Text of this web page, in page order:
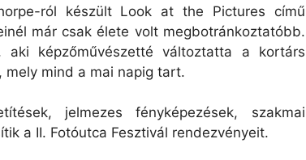
ról készült Look at the Pictures című
már csak élete volt megbotránkoztatóbb.
képzőművészetté változtatta a kortárs
mind a mai napig tart.
jelmezes fényképezések, szakmai
a II. Fotóutca Fesztivál rendezvényeit.